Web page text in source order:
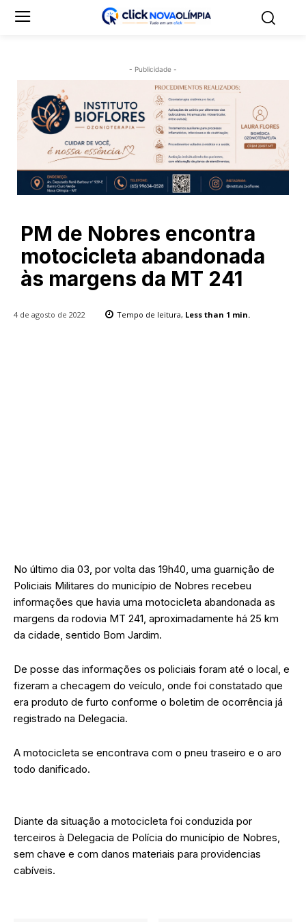
- Publicidade -
PM de Nobres encontra
motocicleta abandonada
às margens da MT 241
4 de agosto de 2022 Tempo de leitura, Less than 1 min.
No último dia 03, por volta das 19h40, uma guarnição de
Policiais Militares do município de Nobres recebeu
informações que havia uma motocicleta abandonada as
margens da rodovia MT 241, aproximadamente há 25 km
da cidade, sentido Bom Jardim.
De posse das informações os policiais foram até o local, e
fizeram a checagem do veículo, onde foi constatado que
era produto de furto conforme o boletim de ocorrência já
registrado na Delegacia.
A motocicleta se encontrava com o pneu traseiro e o aro
todo danificado.
Diante da situação a motocicleta foi conduzida por
terceiros à Delegacia de Polícia do município de Nobres,
sem chave e com danos materiais para providencias
cabíveis.